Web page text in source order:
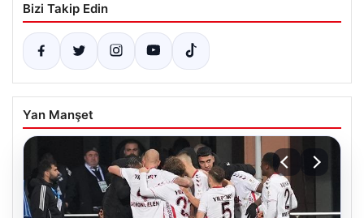
Bizi Takip Edin
Yan Manşet